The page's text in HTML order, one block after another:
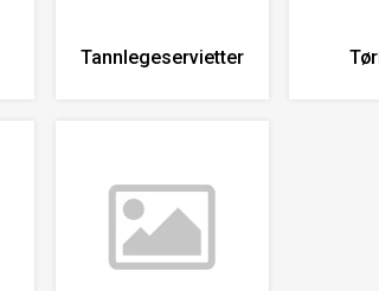
Tannlegeservietter